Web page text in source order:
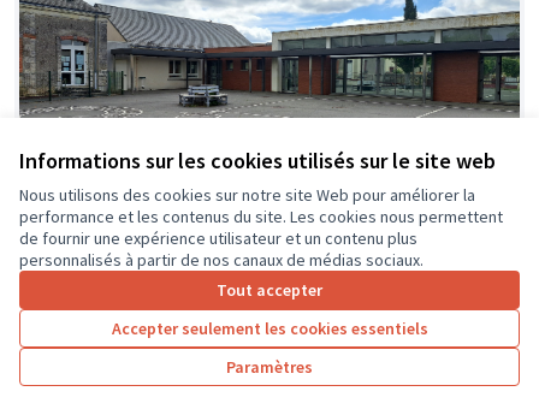
Informations sur les cookies utilisés sur le site web
Nous utilisons des cookies sur notre site Web pour améliorer la
performance et les contenus du site. Les cookies nous permettent
de fournir une expérience utilisateur et un contenu plus
personnalisés à partir de nos canaux de médias sociaux.
Tout accepter
Accepter seulement les cookies essentiels
Paramètres
Création d'espaces ombragés et
zones de jeux détentes dans la cour
Soumis